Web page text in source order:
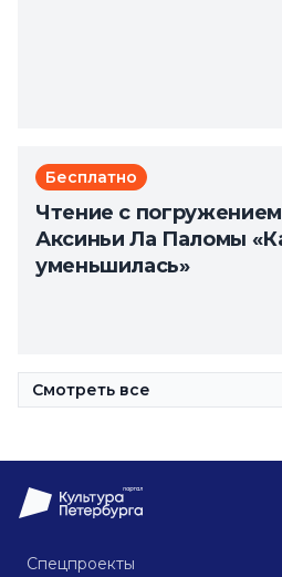
Бесплатно
Чтение с
Аксиньи Ла Паломы
уменьшилась»
Смотреть все
Спецпроекты